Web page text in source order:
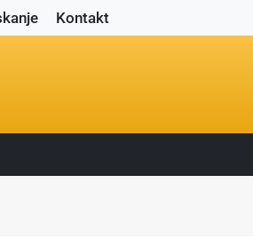
Kontakt